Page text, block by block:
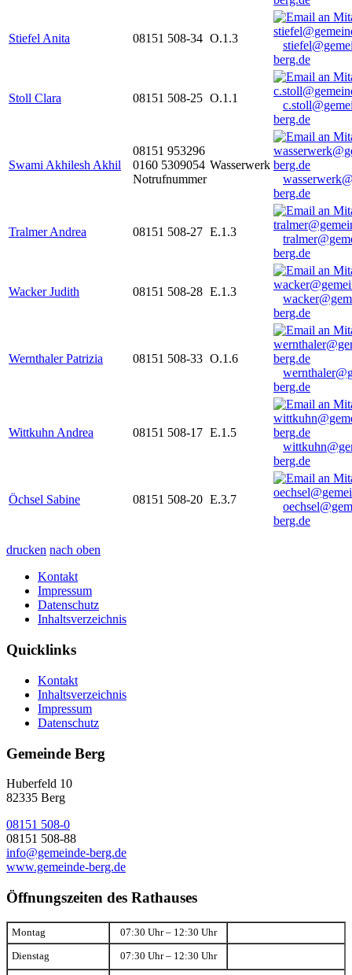
Stiefel Anita 08151 508-34 O.1.3
berg.de
Stoll Clara 08151 508-25 O.1.1
berg.de
Swami Akhilesh Akhil
08151 953296
0160 5309054
Notrufnummer
Wasserwerk
berg.de
Tralmer Andrea 08151 508-27 E.1.3
berg.de
Wacker Judith 08151 508-28 E.1.3
berg.de
Wernthaler Patrizia 08151 508-33 O.1.6
berg.de
Wittkuhn Andrea 08151 508-17 E.1.5
berg.de
Öchsel Sabine 08151 508-20 E.3.7
berg.de
drucken nach oben
Kontakt
Impressum
Datenschutz
Inhaltsverzeichnis
Quicklinks
Kontakt
Inhaltsverzeichnis
Impressum
Datenschutz
Gemeinde Berg
Huberfeld 10
82335 Berg
08151 508-0
08151 508-88
info@gemeinde-berg.de
www.gemeinde-berg.de
Öffnungszeiten des Rathauses
Montag 07:30 Uhr – 12:30 Uhr
Dienstag 07:30 Uhr – 12:30 Uhr